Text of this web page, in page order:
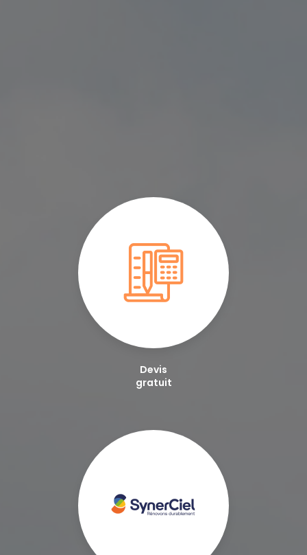
Devis
gratuit